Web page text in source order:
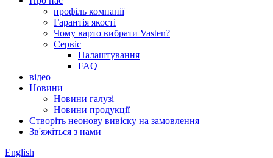
профіль компанії
Гарантія якості
Чому варто вибрати Vasten?
Сервіс
Налаштування
FAQ
відео
Новини
Новини галузі
Новини продукції
Створіть неонову вивіску на замовлення
Зв'яжіться з нами
English